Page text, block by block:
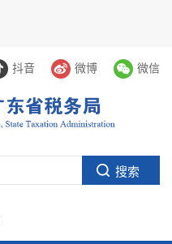
抖音 微博 微信